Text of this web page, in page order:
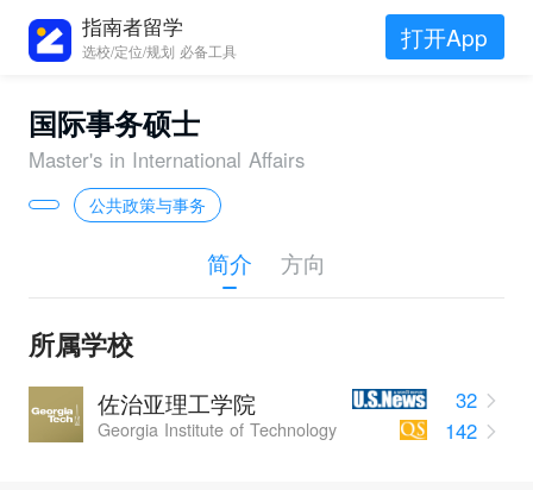
指南者留学
选校/定位/规划 必备工具 打开App
国际事务硕士
Master's in International Affairs
公共政策与事务
简介 方向
所属学校
佐治亚理工学院
Georgia Institute of Technology
32
142